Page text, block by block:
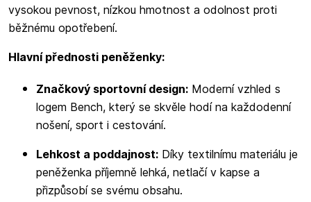
vysokou pevnost, nízkou hmotnost a odolnost proti
běžnému opotřebení.
Hlavní přednosti peněženky:
Značkový sportovní design: Moderní vzhled s
logem Bench, který se skvěle hodí na každodenní
nošení, sport i cestování.
Lehkost a poddajnost: Díky textilnímu materiálu je
peněženka příjemně lehká, netlačí v kapse a
přizpůsobí se svému obsahu.